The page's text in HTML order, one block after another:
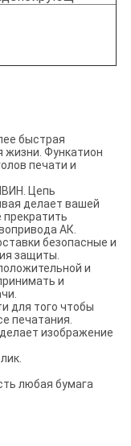
быстрая
жизни. Функатион
печати и
Цепь
делает вашей
АК.
безопасные и
защиты.
и
и
для того чтобы
печатания.
изображение
любая бумага